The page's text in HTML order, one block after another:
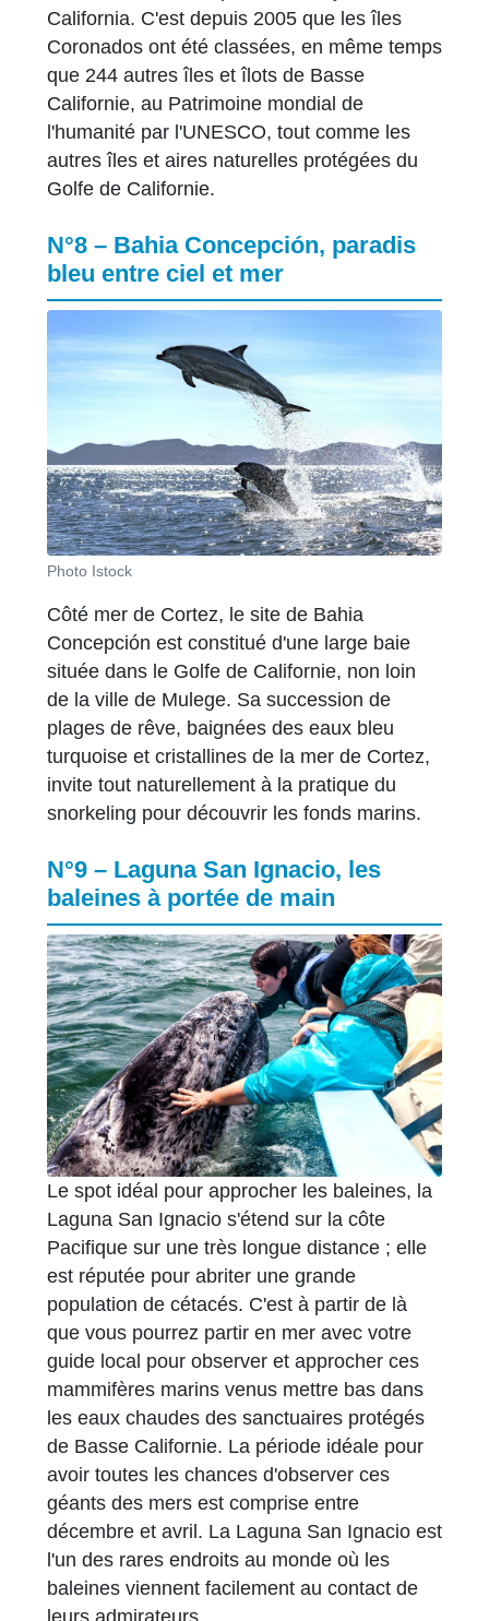
California. C'est depuis 2005 que les îles
Coronados ont été classées, en même temps
que 244 autres îles et îlots de Basse
Californie, au Patrimoine mondial de
l'humanité par l'UNESCO, tout comme les
autres îles et aires naturelles protégées du
Golfe de Californie.
N°8 – Bahia Concepción, paradis
bleu entre ciel et mer
Photo Istock
Côté mer de Cortez, le site de Bahia
Concepción est constitué d'une large baie
située dans le Golfe de Californie, non loin
de la ville de Mulege. Sa succession de
plages de rêve, baignées des eaux bleu
turquoise et cristallines de la mer de Cortez,
invite tout naturellement à la pratique du
snorkeling pour découvrir les fonds marins.
N°9 – Laguna San Ignacio, les
baleines à portée de main
Le spot idéal pour approcher les baleines, la
Laguna San Ignacio s'étend sur la côte
Pacifique sur une très longue distance ; elle
est réputée pour abriter une grande
population de cétacés. C'est à partir de là
que vous pourrez partir en mer avec votre
guide local pour observer et approcher ces
mammifères marins venus mettre bas dans
les eaux chaudes des sanctuaires protégés
de Basse Californie. La période idéale pour
avoir toutes les chances d'observer ces
géants des mers est comprise entre
décembre et avril. La Laguna San Ignacio est
l'un des rares endroits au monde où les
baleines viennent facilement au contact de
leurs admirateurs.